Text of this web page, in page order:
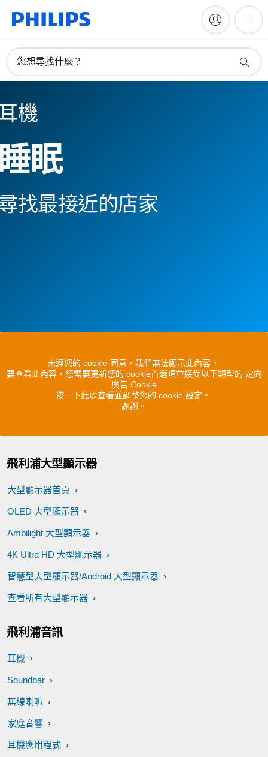
您想尋找什麼？
機
眠
找最接近的店家
未經您的 cookie 同意，我們無法顯示此內容。
要查看此內容，您需要更新您的 cookie首選項並接受以下類型的 定向
廣告 Cookie
按一下此處查看並調整您的 cookie 設定。
謝謝。
飛利浦大型顯示器
大型顯示器首頁
OLED 大型顯示器
Ambilight 大型顯示器
4K Ultra HD 大型顯示器
智慧型大型顯示器/Android 大型顯示器
查看所有大型顯示器
飛利浦音訊
耳機
Soundbar
無線喇叭
家庭音響
耳機應用程式